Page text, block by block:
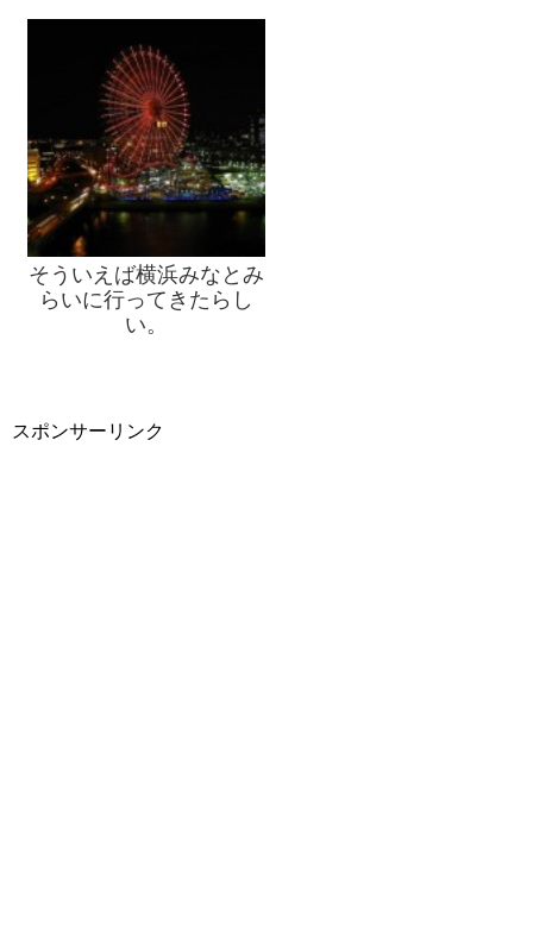
そういえば横浜みなとみ
らいに行ってきたらし
い。
スポンサーリンク